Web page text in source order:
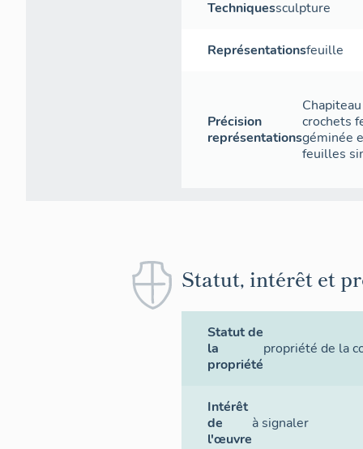
Techniquessculpture
Représentationsfeuille
Précision
représentations
crochets
géminée
feuilles
Statut, intérêt et
Statut de
la
propriété
propriété de la
Intérêt
de
l'œuvre
à signaler